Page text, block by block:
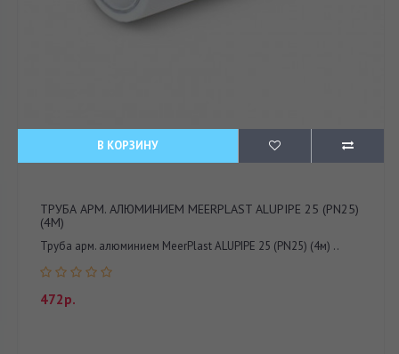
В КОРЗИНУ
ТРУБА АРМ. АЛЮМИНИЕМ MEERPLAST ALUPIPE 25 (PN25)
(4М)
Труба арм. алюминием MeerPlast ALUPIPE 25 (PN25) (4м) ..
472р.